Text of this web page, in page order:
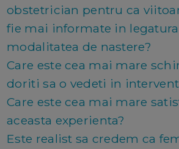
obstetrician pentru ca
fie mai informate in
modalitatea de nastere?
Care este cea mai mare
doriti sa o vedeti in
Care este cea mai mare
aceasta experienta?
Este realist sa credem ca